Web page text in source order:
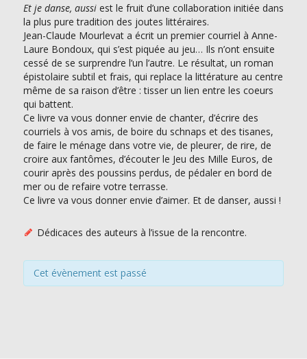
Et je danse, aussiest le fruit d’une collaboration initiée dans
la plus pure tradition des joutes littéraires.
Jean-Claude Mourlevat a écrit un premier courriel à Anne-
Laure Bondoux, qui s’est piquée au jeu… Ils n’ont ensuite
cessé de se surprendre l’un l’autre. Le résultat, un roman
épistolaire subtil et frais, qui replace la littérature au centre
même de sa raison d’être : tisser un lien entre les coeurs
qui battent.
Ce livre va vous donner envie de chanter, d’écrire des
courriels à vos amis, de boire du schnaps et des tisanes,
de faire le ménage dans votre vie, de pleurer, de rire, de
croire aux fantômes, d’écouter le Jeu des Mille Euros, de
courir après des poussins perdus, de pédaler en bord de
mer ou de refaire votre terrasse.
Ce livre va vous donner envie d’aimer. Et de danser, aussi !
Dédicaces des auteurs à l’issue de la rencontre.
Cet évènement est passé